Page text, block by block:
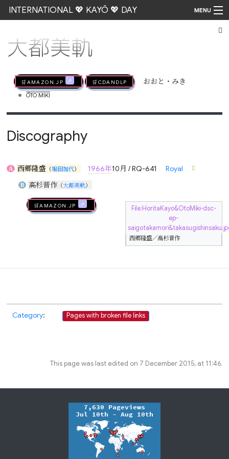
INTERNATIONAL 💖 KAYŌ 💖 DAY MENU
大都美軌
🛒AMAZON.jp 🛒CDandLP おおと・みき
• ŌTO MIKI
Discography
A 西郷隆盛 （堀田加代） 1966年10月 / RQ-641 Royal
B 高杉晋作（大都美軌）
File:HoritaKayo&OtoMiki-dsc-
ep-
西郷隆盛／高杉晋作
🛒AMAZON.jp
Category: Pages with broken file links
This page was last edited on 7 December 2015, at 11:46.